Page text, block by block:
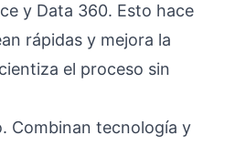
y Data 360. Esto hace
rápidas y mejora la
el proceso sin
Combinan tecnología y